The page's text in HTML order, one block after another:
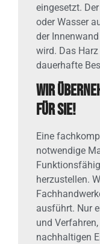
eingesetzt.
oder Wasser
der
wird. Das
dauerhafte
Wir
für Sie!
Eine
notwendige
herzustellen.
ausführt. Nur
und
nachhaltigen